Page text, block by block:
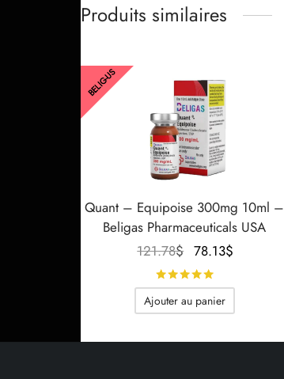
Produits similaires
BELIG-US
Quant – Equipoise 300mg 10ml –
Beligas Pharmaceuticals USA
121.78$
Le prix
initial
était :
121.78$.
78.13$
Ajouter au panier